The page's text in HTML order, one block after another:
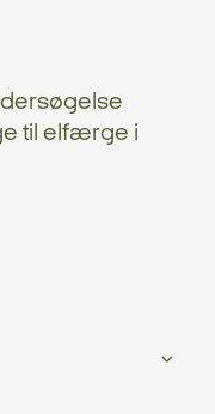
til elfærge i